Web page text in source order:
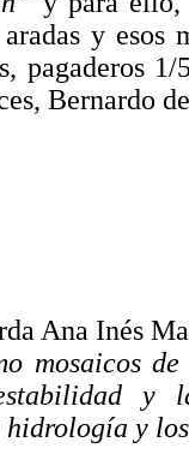
aradas y
pagaderos
Bernardo
Ana Inés
mosaicos
y
y